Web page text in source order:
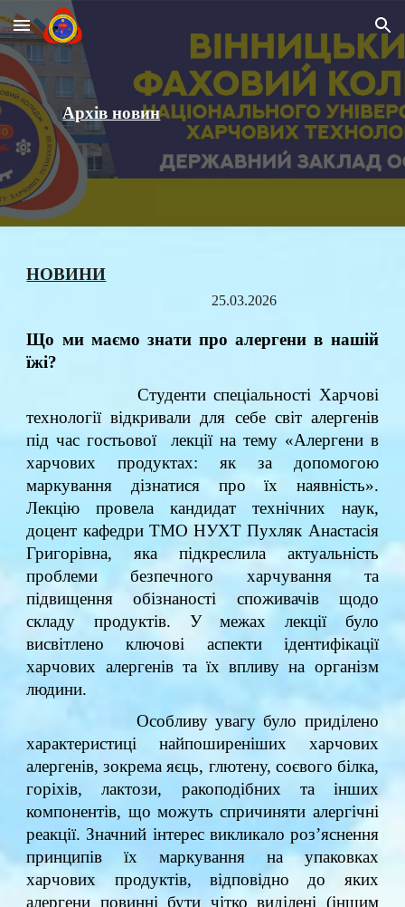
Skip to main content Skip to navigation
Архів новин
НОВИНИ
25.03.2026
Що ми маємо знати про алергени в нашій
їжі?
Студенти спеціальності Харчові
технології відкривали для себе світ алергенів
під час гостьової лекції на тему «Алергени в
харчових продуктах: як за допомогою
маркування дізнатися про їх наявність».
Лекцію провела кандидат технічних наук,
доцент кафедри ТМО НУХТ Пухляк Анастасія
Григорівна, яка підкреслила актуальність
проблеми безпечного харчування та
підвищення обізнаності споживачів щодо
складу продуктів. У межах лекції було
висвітлено ключові аспекти ідентифікації
харчових алергенів та їх впливу на організм
людини.
Особливу увагу було приділено
характеристиці найпоширеніших харчових
алергенів, зокрема яєць, глютену, соєвого білка,
горіхів, лактози, ракоподібних та інших
компонентів, що можуть спричиняти алергічні
реакції. Значний інтерес викликало роз’яснення
принципів їх маркування на упаковках
харчових продуктів, відповідно до яких
алергени повинні бути чітко виділені (іншим